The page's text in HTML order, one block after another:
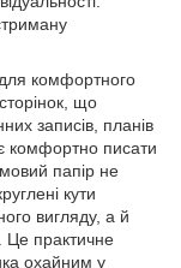
комфортного
що
записів, планів
комфортно писати
папір не
кути
вигляду, а й
Це практичне
охайним у